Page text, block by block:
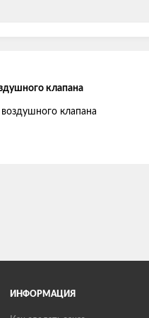
клапана
ИНФОРМАЦИЯ